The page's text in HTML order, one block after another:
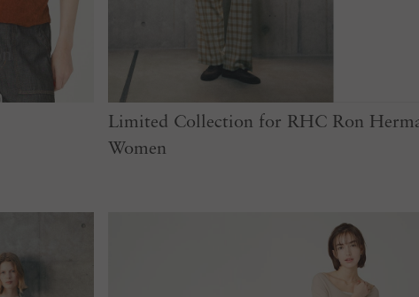
Limited Collection for RHC Ron
Women